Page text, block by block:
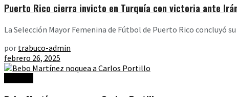
Puerto Rico cierra invicto en Turquía con victoria ante
La Selección Mayor Femenina de Fútbol de Puerto Rico concluyó
por trabuco-admin
febrero 26, 2025